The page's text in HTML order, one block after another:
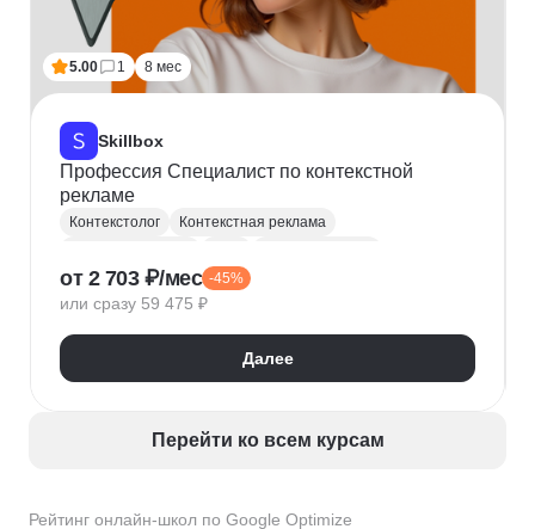
Рейтинг онлайн-школ по Google Optimize
5.00 1 8 мес
Skillbox
Профессия Специалист по контекстной
рекламе
Контекстолог
Контекстная реклама
Google аналитика
KPI
Google Optimize
Roistat
от 2 703 ₽/мес -45%
или сразу 59 475 ₽
Далее
Перейти ко всем курсам